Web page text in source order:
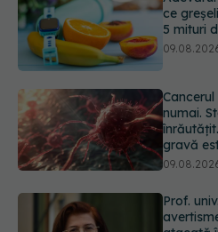
numai.
Prof.
atacată
este